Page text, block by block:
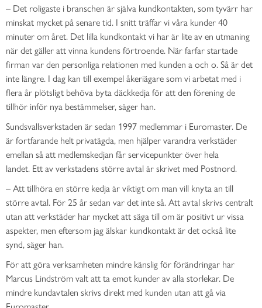
– Det roligaste i branschen är själva kundkontakten, som tyvärr har
minskat mycket på senare tid. I snitt träffar vi våra kunder 40
minuter om året. Det lilla kundkontakt vi harär lite av en utmaning
när det gäller att vinna kundens förtroende. Närfarfar startade
firman var den personliga relationen med kunden a och o.Så är det
inte längre. I dag kan till exempel åkeriägare somvi arbetat med i
flera år plötsligt behöva byta däckkedja för attden föreningde
tillhör inför nya bestämmelser, säger han.
Sundsvallsverkstaden är sedan 1997 medlemmar i Euromaster. De
är fortfarande helt privatägda, men hjälper varandra verkstäder
emellan så att medlemskedjan får servicepunkter över hela
landet. Ett av verkstadens större avtal är skrivet med Postnord.
–Att tillhöra en större kedja är viktigt om man vill knyta an till
större avtal. För 25 år sedan var det inte så. Att avtal skrivs centralt
utan att verkstäder har mycket att säga till om är positivt ur vissa
aspekter, men eftersom jag älskar kundkontakt är det också lite
synd, säger han.
För att göra verksamheten mindre känslig för förändringar har
Marcus Lindström valt att ta emot kunder av alla storlekar. De
mindre kundavtalen skrivsdirekt med kunden utan att gå via